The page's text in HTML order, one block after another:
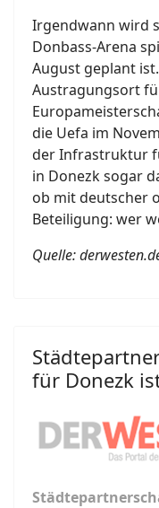
Irgendwann wird
Donbass-Arena
August geplant
Austragungsort
die Uefa im
der Infrastruktur
in Donezk sogar
ob mit deutscher
Beteiligung: wer
Quelle:
für Donezk